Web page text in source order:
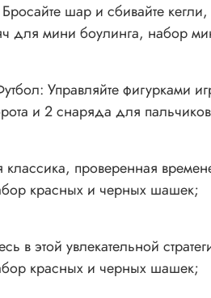
шар и сбивайте кегли,
для мини боулинга, набор
Управляйте фигурками
и 2 снаряда для
проверенная
красных и черных шашек;
в этой увлекательной
красных и черных шашек;